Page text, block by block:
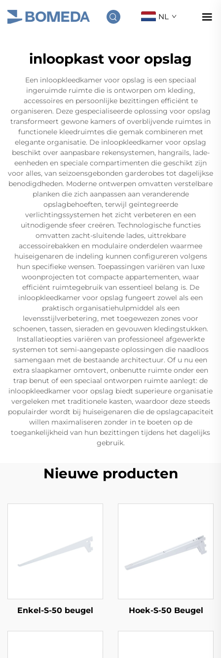
NL
inloopkast voor opslag
Een inloopkleedkamer voor opslag is een speciaal
ingeruimde ruimte die is ontworpen om kleding,
accessoires en persoonlijke bezittingen efficiënt te
organiseren. Deze gespecialiseerde oplossing voor opslag
transformeert gewone kamers of overblijvende ruimtes in
functionele kleedruimtes die gemak combineren met
elegante organisatie. De inloopkleedkamer voor opslag
beschikt over aanpasbare rekensystemen, hangrails, lade-
eenheden en speciale compartimenten die geschikt zijn
voor alles, van seizoensgebonden garderobes tot dagelijkse
benodigdheden. Moderne ontwerpen omvatten verstelbare
planken die zich aanpassen aan veranderende
opslagbehoeften, terwijl geïntegreerde
verlichtingssystemen het zicht verbeteren en een
uitnodigende sfeer creëren. Technologische functies
omvatten zacht-sluitende lades, uittrekbare
accessoirebakken en modulaire onderdelen waarmee
huiseigenaren de indeling kunnen configureren volgens
hun specifieke wensen. Toepassingen variëren van luxe
woonprojecten tot compacte appartementen, waar
efficiënt ruimtegebruik van essentieel belang is. De
inloopkleedkamer voor opslag fungeert zowel als een
praktisch organisatiehulpmiddel als een
levensstijlverbetering, met toegewezen zones voor
schoenen, tassen, sieraden en gevouwen kledingstukken.
Installatieopties variëren van professioneel afgewerkte
systemen tot semi-aangepaste oplossingen die naadloos
samengaan met de bestaande architectuur. Of u nu een
extra slaapkamer omtovert, onbenutte ruimte onder een
trap benut of een speciaal ontworpen ruimte aanlegt: de
inloopkleedkamer voor opslag biedt superieure organisatie
vergeleken met traditionele kasten, waardoor deze steeds
populairder wordt bij huiseigenaren die de opslagcapaciteit
willen maximaliseren zonder in te boeten op de
toegankelijkheid van hun bezittingen tijdens het dagelijks
gebruik.
Nieuwe producten
Enkel-S-50 beugel Hoek-S-50 Beugel